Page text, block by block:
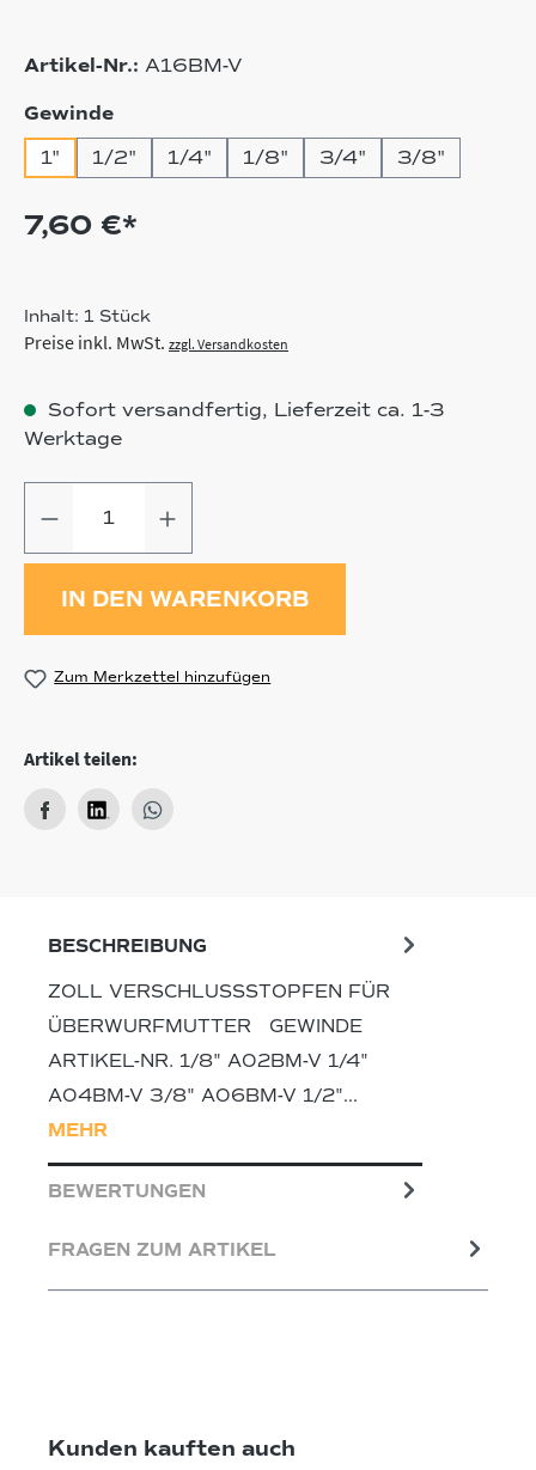
Artikel-Nr.: A16BM-V
Gewindeauswählen
1"
1/2" 1/4" 1/8" 3/4" 3/8"
7,60 €*
Inhalt: 1 Stück
Preise inkl. MwSt. zzgl. Versandkosten
Sofort versandfertig, Lieferzeit ca. 1-3
Werktage
IN DEN WARENKORB
Zum Merkzettel hinzufügen
Artikel teilen:
BESCHREIBUNG
ZOLL VERSCHLUSSSTOPFEN FÜR
ÜBERWURFMUTTER GEWINDE
ARTIKEL-NR. 1/8" A02BM-V 1/4"
A04BM-V 3/8" A06BM-V 1/2"…
MEHR
BEWERTUNGEN
FRAGEN ZUM ARTIKEL
Produktgalerie überspringen
Kunden kauften auch